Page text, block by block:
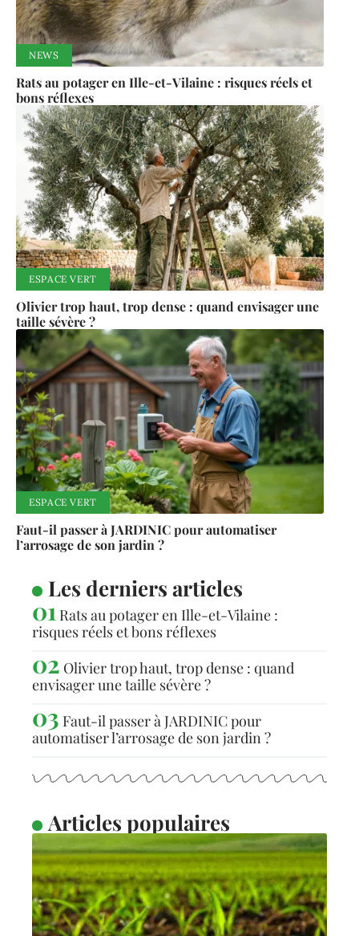
NEWS
Rats au potager en Ille-et-Vilaine : risques réels et
bons réflexes
ESPACE VERT
Olivier trop haut, trop dense : quand envisager une
taille sévère ?
ESPACE VERT
Faut-il passer à JARDINIC pour automatiser
l’arrosage de son jardin ?
Les derniers articles
Rats au potager en Ille-et-Vilaine :
risques réels et bons réflexes
Olivier trop haut, trop dense : quand
envisager une taille sévère ?
Faut-il passer à JARDINIC pour
automatiser l’arrosage de son jardin ?
Articles populaires